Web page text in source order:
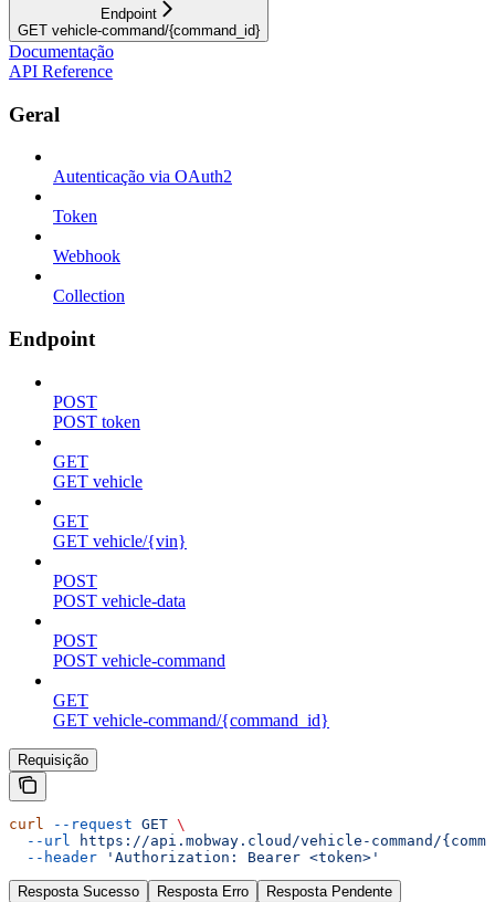
Endpoint
GET vehicle-command/{command_id}
Documentação
API Reference
Geral
Autenticação via OAuth2
Token
Webhook
Collection
Endpoint
POST
POST token
GET
GET vehicle
GET
GET vehicle/{vin}
POST
POST vehicle-data
POST
POST vehicle-command
GET
GET vehicle-command/{command_id}
Requisição
curl --request GET \
  --url
https://api.mobway.cloud/vehicle-command/
  --header
'Authorization: Bearer <token>'
Resposta Sucesso Resposta Erro Resposta Pendente